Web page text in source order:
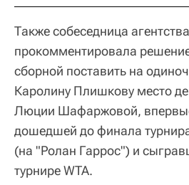
Также собеседница агентства
прокомментировала
сборной поставить на
Каролину Плишкову место
Люции Шафаржовой,
дошедшей до финала
(на "Ролан Гаррос") и
турнире WTA.